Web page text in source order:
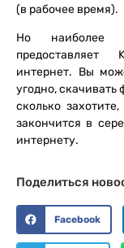
(в рабочее время).
Но наиболее
предоставляет
интернет. Вы
угодно, скачивать
сколько
закончится в
интернету.
Поделиться
Facebook